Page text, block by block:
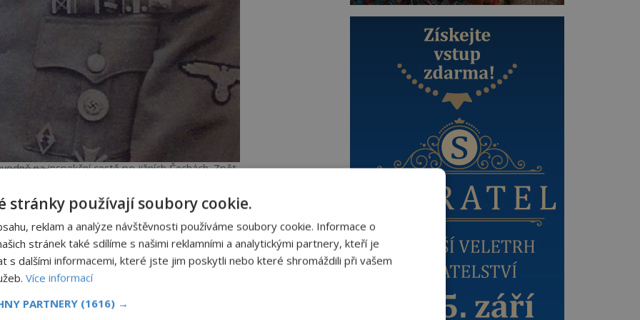
na inspekční cestě po jižních Čechách. Zpět
dne změnily.
shovívavý Konstantin von Neurath
místo nastoupil
úřadu říšské bezpečnosti (RSHA)
stránky používají soubory cookie.
reklam a analýze návštěvnosti používáme soubory cookie. Informace o
stránek také sdílíme s našimi reklamními a analytickými partnery, kteří je
s dalšími informacemi, které jste jim poskytli nebo které shromáždili při vašem
Více informací
PARTNERY (1616) →